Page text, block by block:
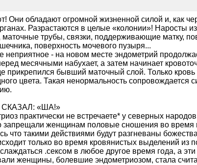
Они обладают огромной жизненной силой и, как
Разрастаются в целые «колонии»! Наросты
маточные трубы, связки, поддерживающие матку,
поверхность мочевого пузыря...
неприятное - на новом месте эндометрий
месячными набухает, а затем начинает
прикрепился бывший маточный слой. Только кровь
цвета. Такая ненормальность сопровождается
«ША!»
практически не встречаете* у северных
запрещали женщинам половые сношения во время
что такими действиями будут разгневаны
только во время кровянистых выделений из
.сексом в любое другое время года, а
женщины, болевшие эндометриозом, стала